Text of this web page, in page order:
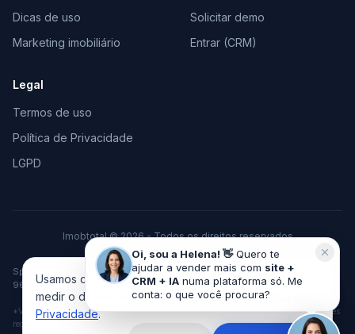
Dicas de uso
Marketing imobiliário
Solicitar demo
Entrar (CRM)
Legal
Termos de uso
Política de Privacidade
LGPD
Imobtotal © 2026 - Todos os direitos reservados
Feito com♥para o mercado imobiliário
Space Tecnologia em Marketing e Vendas LTDA · CNPJ 37.378.306/0001-
96 · Cachoeira do Sul/RS
*VGV acumulado de imobiliárias clientes desde 2010, considerando vendas e locações
registradas no sistema ImobTotal.
Oi, sou a Helena! 👋Quero te
ajudar a vender mais com site +
CRM + IA numa plataforma só. Me
conta: o que você procura?
Usamos cookies pra melhorar sua experiência e
medir o desempenho do site. Veja nossa Política de
Privacidade.